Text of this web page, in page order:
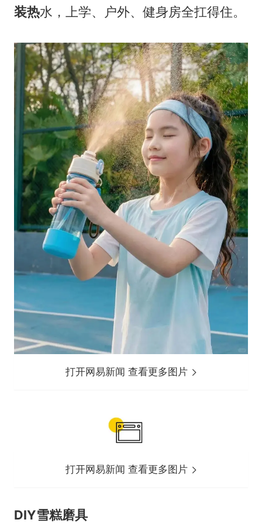
装热水，上学、户外、健身房全扛得住。
打开网易新闻 查看更多图片
打开网易新闻 查看更多图片
DIY雪糕磨具